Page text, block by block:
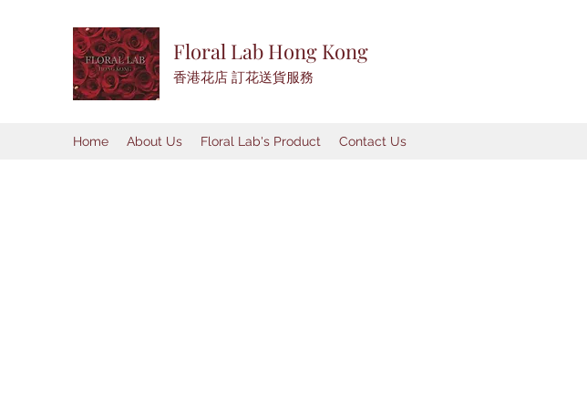
Floral Lab Hong Kong
​香港花店 訂花送貨服務
Home About Us Floral Lab's Product Contact Us